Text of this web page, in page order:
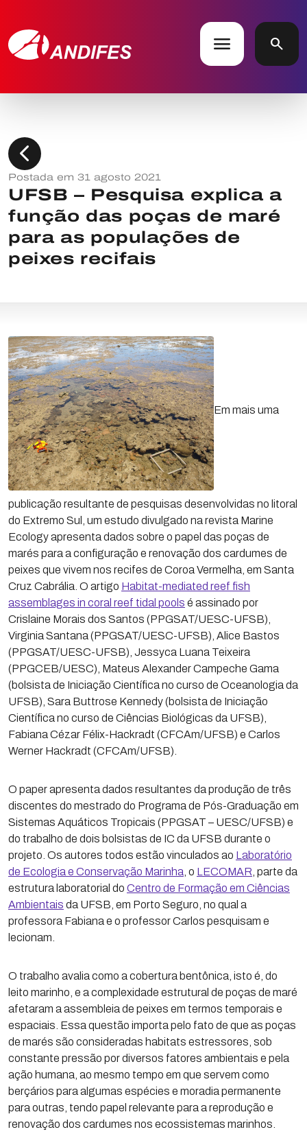
menu search
chevron_left
Postada em 31 agosto 2021
UFSB – Pesquisa explica a
função das poças de maré
para as populações de
peixes recifais
Em mais uma
publicação resultante de pesquisas desenvolvidas no litoral
do Extremo Sul, um estudo divulgado na revista Marine
Ecology apresenta dados sobre o papel das poças de
marés para a configuração e renovação dos cardumes de
peixes que vivem nos recifes de Coroa Vermelha, em Santa
Cruz Cabrália. O artigo Habitat-mediated reef fish
assemblages in coral reef tidal pools é assinado por
Crislaine Morais dos Santos (PPGSAT/UESC-UFSB),
Virginia Santana (PPGSAT/UESC-UFSB), Alice Bastos
(PPGSAT/UESC-UFSB), Jessyca Luana Teixeira
(PPGCEB/UESC), Mateus Alexander Campeche Gama
(bolsista de Iniciação Científica no curso de Oceanologia da
UFSB), Sara Buttrose Kennedy (bolsista de Iniciação
Científica no curso de Ciências Biológicas da UFSB),
Fabiana Cézar Félix-Hackradt (CFCAm/UFSB) e Carlos
Werner Hackradt (CFCAm/UFSB).
O paper apresenta dados resultantes da produção de três
discentes do mestrado do Programa de Pós-Graduação em
Sistemas Aquáticos Tropicais (PPGSAT – UESC/UFSB) e
do trabalho de dois bolsistas de IC da UFSB durante o
projeto. Os autores todos estão vinculados ao Laboratório
de Ecologia e Conservação Marinha , o LECOMAR , parte da
estrutura laboratorial do Centro de Formação em Ciências
Ambientais da UFSB, em Porto Seguro, no qual a
professora Fabiana e o professor Carlos pesquisam e
lecionam.
O trabalho avalia como a cobertura bentônica, isto é, do
leito marinho, e a complexidade estrutural de poças de maré
afetaram a assembleia de peixes em termos temporais e
espaciais. Essa questão importa pelo fato de que as poças
de marés são consideradas habitats estressores, sob
constante pressão por diversos fatores ambientais e pela
ação humana, ao mesmo tempo em que servem como
berçários para algumas espécies e moradia permanente
para outras, tendo papel relevante para a reprodução e
renovação dos cardumes nos ecossistemas marinhos.